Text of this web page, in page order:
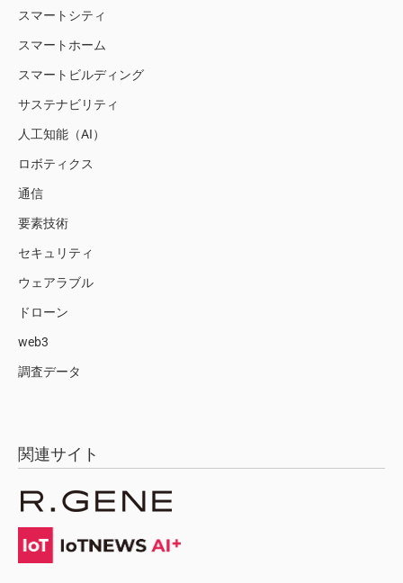
スマートシティ
スマートホーム
スマートビルディング
サステナビリティ
人工知能（AI）
ロボティクス
通信
要素技術
セキュリティ
ウェアラブル
ドローン
web3
調査データ
関連サイト